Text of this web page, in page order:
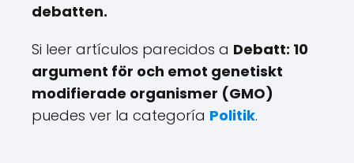
debatten.
Si leer artículos parecidos a Debatt: 10
argument för och emot genetiskt
modifierade organismer (GMO)
puedes ver la categoría Politik.